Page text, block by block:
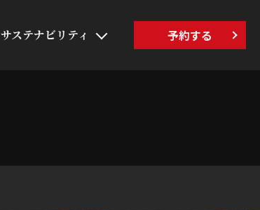
サステナビリティ 予約する